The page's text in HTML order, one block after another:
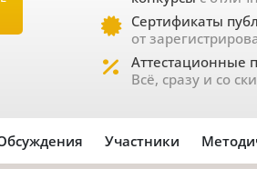
Сертификаты
от
Аттестационные
Всё, сразу и со
Участники